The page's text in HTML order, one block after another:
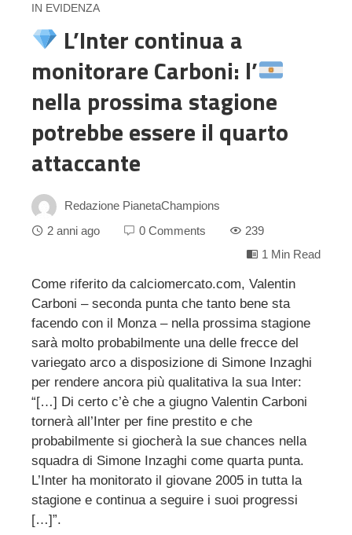
IN EVIDENZA
L’Inter continua a
monitorare Carboni: l’
nella prossima stagione
potrebbe essere il quarto
attaccante
Redazione PianetaChampions
2 anni ago
0 Comments
239
1 Min Read
Come riferito da calciomercato.com, Valentin
Carboni – seconda punta che tanto bene sta
facendo con il Monza – nella prossima stagione
sarà molto probabilmente una delle frecce del
variegato arco a disposizione di Simone Inzaghi
per rendere ancora più qualitativa la sua Inter:
“[…] Di certo c’è che a giugno Valentin Carboni
tornerà all’Inter per fine prestito e che
probabilmente si giocherà la sue chances nella
squadra di Simone Inzaghi come quarta punta.
L’Inter ha monitorato il giovane 2005 in tutta la
stagione e continua a seguire i suoi progressi
[…]”.